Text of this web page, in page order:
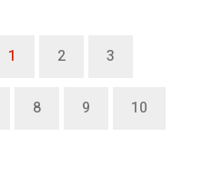
1 2 3
8 9 10